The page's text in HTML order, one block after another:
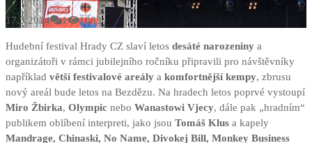
17.5.2014 1 1083
Hudební festival Hrady CZ slaví letos desáté narozeniny a
organizátoři v rámci jubilejního ročníku připravili pro návštěvníky
například větší festivalové areály a komfortnější kempy, zbrusu
nový areál bude letos na Bezdězu. Na hradech letos poprvé vystoupí
Miro Žbirka, Olympic nebo Wanastowi Vjecy, dále pak „hradním“
publikem oblíbení interpreti, jako jsou Tomáš Klus a kapely
Mandrage, Chinaski, No Name, Divokej Bill, Monkey Business